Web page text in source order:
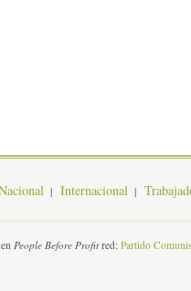
Internacional
People Before Profit red: Partido